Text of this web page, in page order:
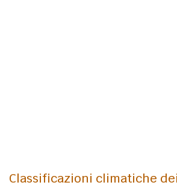
Classificazioni climatiche